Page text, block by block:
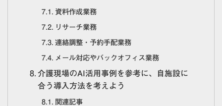
資料作成業務
リサーチ業務
連絡調整・予約手配業務
メール対応やバックオフィス業務
介護現場のAI活用事例を参考に、自施設に
合う導入方法を考えよう
関連記事